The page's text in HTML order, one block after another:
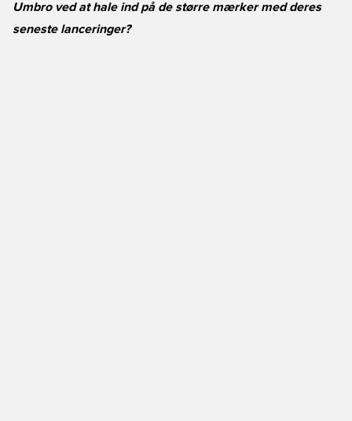
Umbro ved at hale ind på de større mærker med deres
seneste lanceringer?